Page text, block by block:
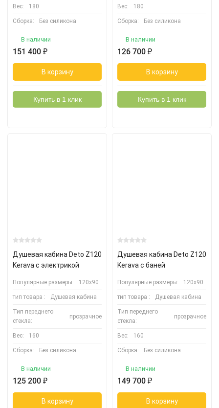
Вес: 180
Сборка: Без силикона
В наличии
151 400 ₽
В корзину
Купить в 1 клик
Вес: 180
Сборка: Без силикона
В наличии
126 700 ₽
В корзину
Купить в 1 клик
Душевая кабина Deto Z120
Kerava с электрикой
Популярные размеры: 120х90
тип товара : Душевая кабина
Тип переднего
стекла:
прозрачное
Вес: 160
Сборка: Без силикона
В наличии
125 200 ₽
В корзину
Душевая кабина Deto Z120
Kerava с баней
Популярные размеры: 120х90
тип товара : Душевая кабина
Тип переднего
стекла:
прозрачное
Вес: 160
Сборка: Без силикона
В наличии
149 700 ₽
В корзину